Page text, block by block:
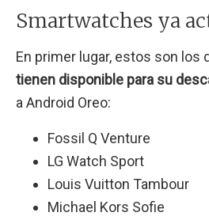
Smartwatches ya
En primer lugar, estos son los
tienen disponible para su
a Android Oreo:
Fossil Q Venture
LG Watch Sport
Louis Vuitton Tambour
Michael Kors Sofie